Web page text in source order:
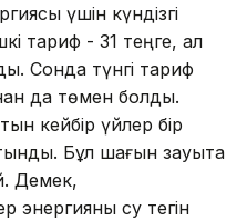
үшін күндізгі
тариф - 31 теңге, ал
Сонда түнгі тариф
да төмен болды.
кейбір үйлер бір
Бұл шағын зауытқа
Демек,
энергияны су тегін